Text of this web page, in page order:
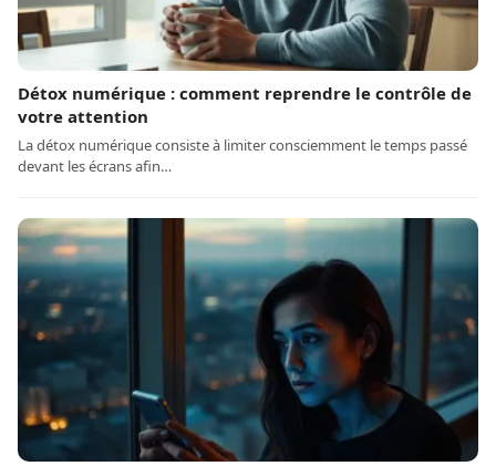
Détox numérique : comment reprendre le contrôle de
votre attention
La détox numérique consiste à limiter consciemment le temps passé
devant les écrans afin…